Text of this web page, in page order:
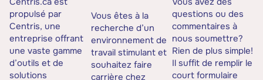
propulsé par
Centris, une
entreprise offrant
une vaste gamme
d’outils et de
solutions
Vous êtes à la
recherche d’un
environnement de
travail stimulant et
souhaitez faire
carrière chez
questions ou des
commentaires à
nous soumettre?
Rien de plus simple!
Il suffit de remplir le
court formulaire